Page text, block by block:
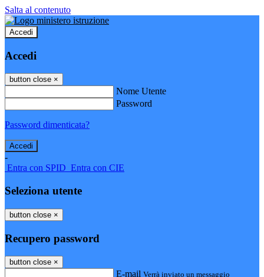
Salta al contenuto
Accedi
Accedi
button close ×
Nome Utente
Password
Password dimenticata?
-
Entra con SPID Entra con CIE
Seleziona utente
button close ×
Recupero password
button close ×
E-mail Verrà inviato un messaggio